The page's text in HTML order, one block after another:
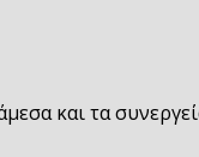
και τα